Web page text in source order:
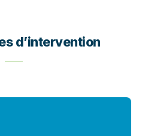
d’intervention